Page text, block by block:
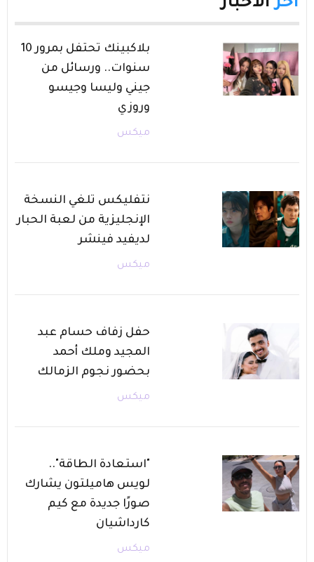
بلاكبينك تحتفل بمرور 10
سنوات.. ورسائل من
جيني وليسا وجيسو
وروزي
ميكس
نتفليكس تلغي النسخة
الإنجليزية من لعبة الحبار
لديفيد فينشر
ميكس
حفل زفاف حسام عبد
المجيد وملك أحمد
بحضور نجوم الزمالك
ميكس
"استعادة الطاقة"..
لويس هاميلتون يشارك
صورًا جديدة مع كيم
كارداشيان
ميكس